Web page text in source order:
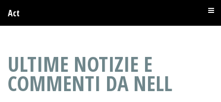
Act
ULTIME NOTIZIE E
COMMENTI DA NELL